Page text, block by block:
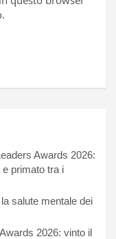
Awards 2026:
e primato tra i
salute mentale dei
2026: vinto il